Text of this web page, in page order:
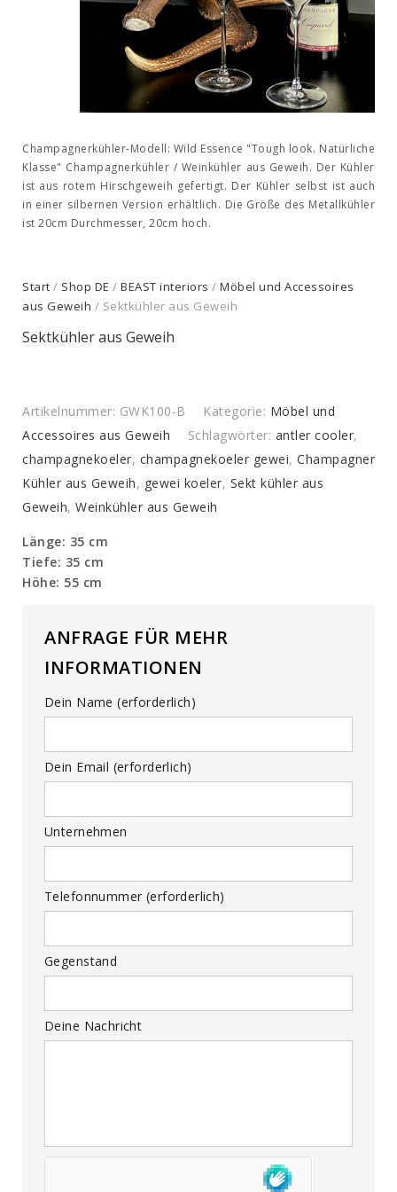
Champagnerkühler-Modell: Wild Essence "Tough look. Natürliche
Klasse" Champagnerkühler / Weinkühler aus Geweih. Der Kühler
ist aus rotem Hirschgeweih gefertigt. Der Kühler selbst ist auch
in einer silbernen Version erhältlich. Die Größe des Metallkühler
ist 20cm Durchmesser, 20cm hoch.
Start / Shop DE / BEAST interiors / Möbel und Accessoires
aus Geweih / Sektkühler aus Geweih
Sektkühler aus Geweih
Artikelnummer: GWK100-B Kategorie: Möbel und
Accessoires aus Geweih
Schlagwörter: antler cooler,
champagnekoeler, champagnekoeler gewei, Champagner
Kühler aus Geweih, gewei koeler, Sekt kühler aus
Geweih, Weinkühler aus Geweih
Länge: 35 cm
Tiefe: 35 cm
Höhe: 55 cm
ANFRAGE FÜR MEHR
INFORMATIONEN
Dein Name (erforderlich)
Dein Email (erforderlich)
Unternehmen
Telefonnummer (erforderlich)
Gegenstand
Deine Nachricht